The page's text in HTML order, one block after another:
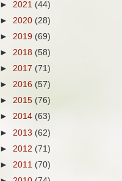
► 2021 (44)
► 2020 (28)
► 2019 (69)
► 2018 (58)
► 2017 (71)
► 2016 (57)
► 2015 (76)
► 2014 (63)
► 2013 (62)
► 2012 (71)
► 2011 (70)